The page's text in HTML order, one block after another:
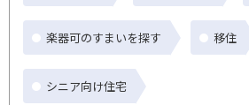
楽器可のすまいを探す 移住
シニア向け住宅